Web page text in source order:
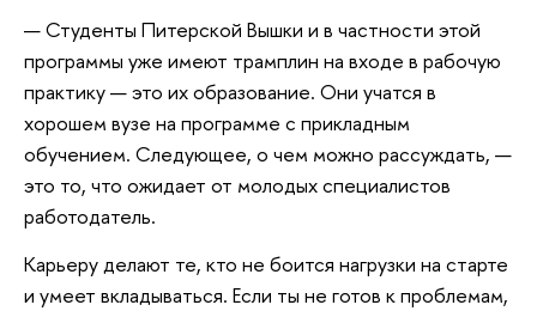
— Студенты Питерской Вышки и в частности этой
программы уже имеют трамплин на входе в рабочую
практику — это их образование. Они учатся в
хорошем вузе на программе с прикладным
обучением. Следующее, о чем можно рассуждать, —
это то, что ожидает от молодых специалистов
работодатель.
Карьеру делают те, кто не боится нагрузки на старте
и умеет вкладываться. Если ты не готов к проблемам,